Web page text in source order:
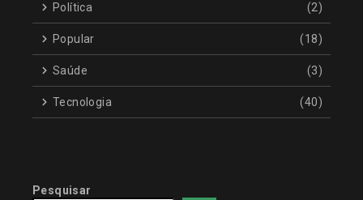
Política (2)
Popular (18)
Saúde (3)
Tecnologia (40)
Pesquisar